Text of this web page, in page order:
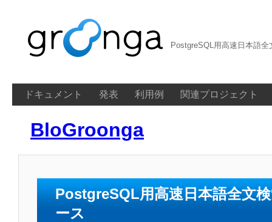
PostgreSQL用高速日本語
ドキュメント 発表 利用例 関連プロジェクト
BloGroonga
PostgreSQL用高速日本語全文
ース